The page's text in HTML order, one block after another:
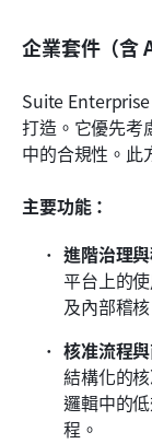
企業套件（含
Suite
打造。它優先考
中的合規性。此
主要功能：
進階治理
平台上的
及內部稽
核准流程
結構化的
邏輯中的
程。